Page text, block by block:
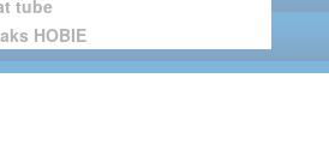
tube
HOBIE